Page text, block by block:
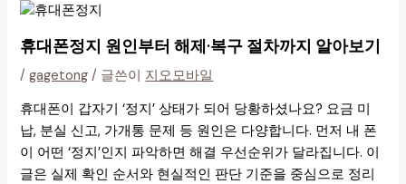
휴대폰정지 원인부터 해제·복구 절차까지 알아보기
/gagetong / 글쓴이 지오모바일
휴대폰이 갑자기 ‘정지’ 상태가 되어 당황하셨나요? 요금 미
납, 분실 신고, 가개통 문제 등 원인은 다양합니다. 먼저 내 폰
이 어떤 ‘정지’인지 파악하면 해결 우선순위가 달라집니다. 이
글은 실제 확인 순서와 현실적인 판단 기준을 중심으로 정리